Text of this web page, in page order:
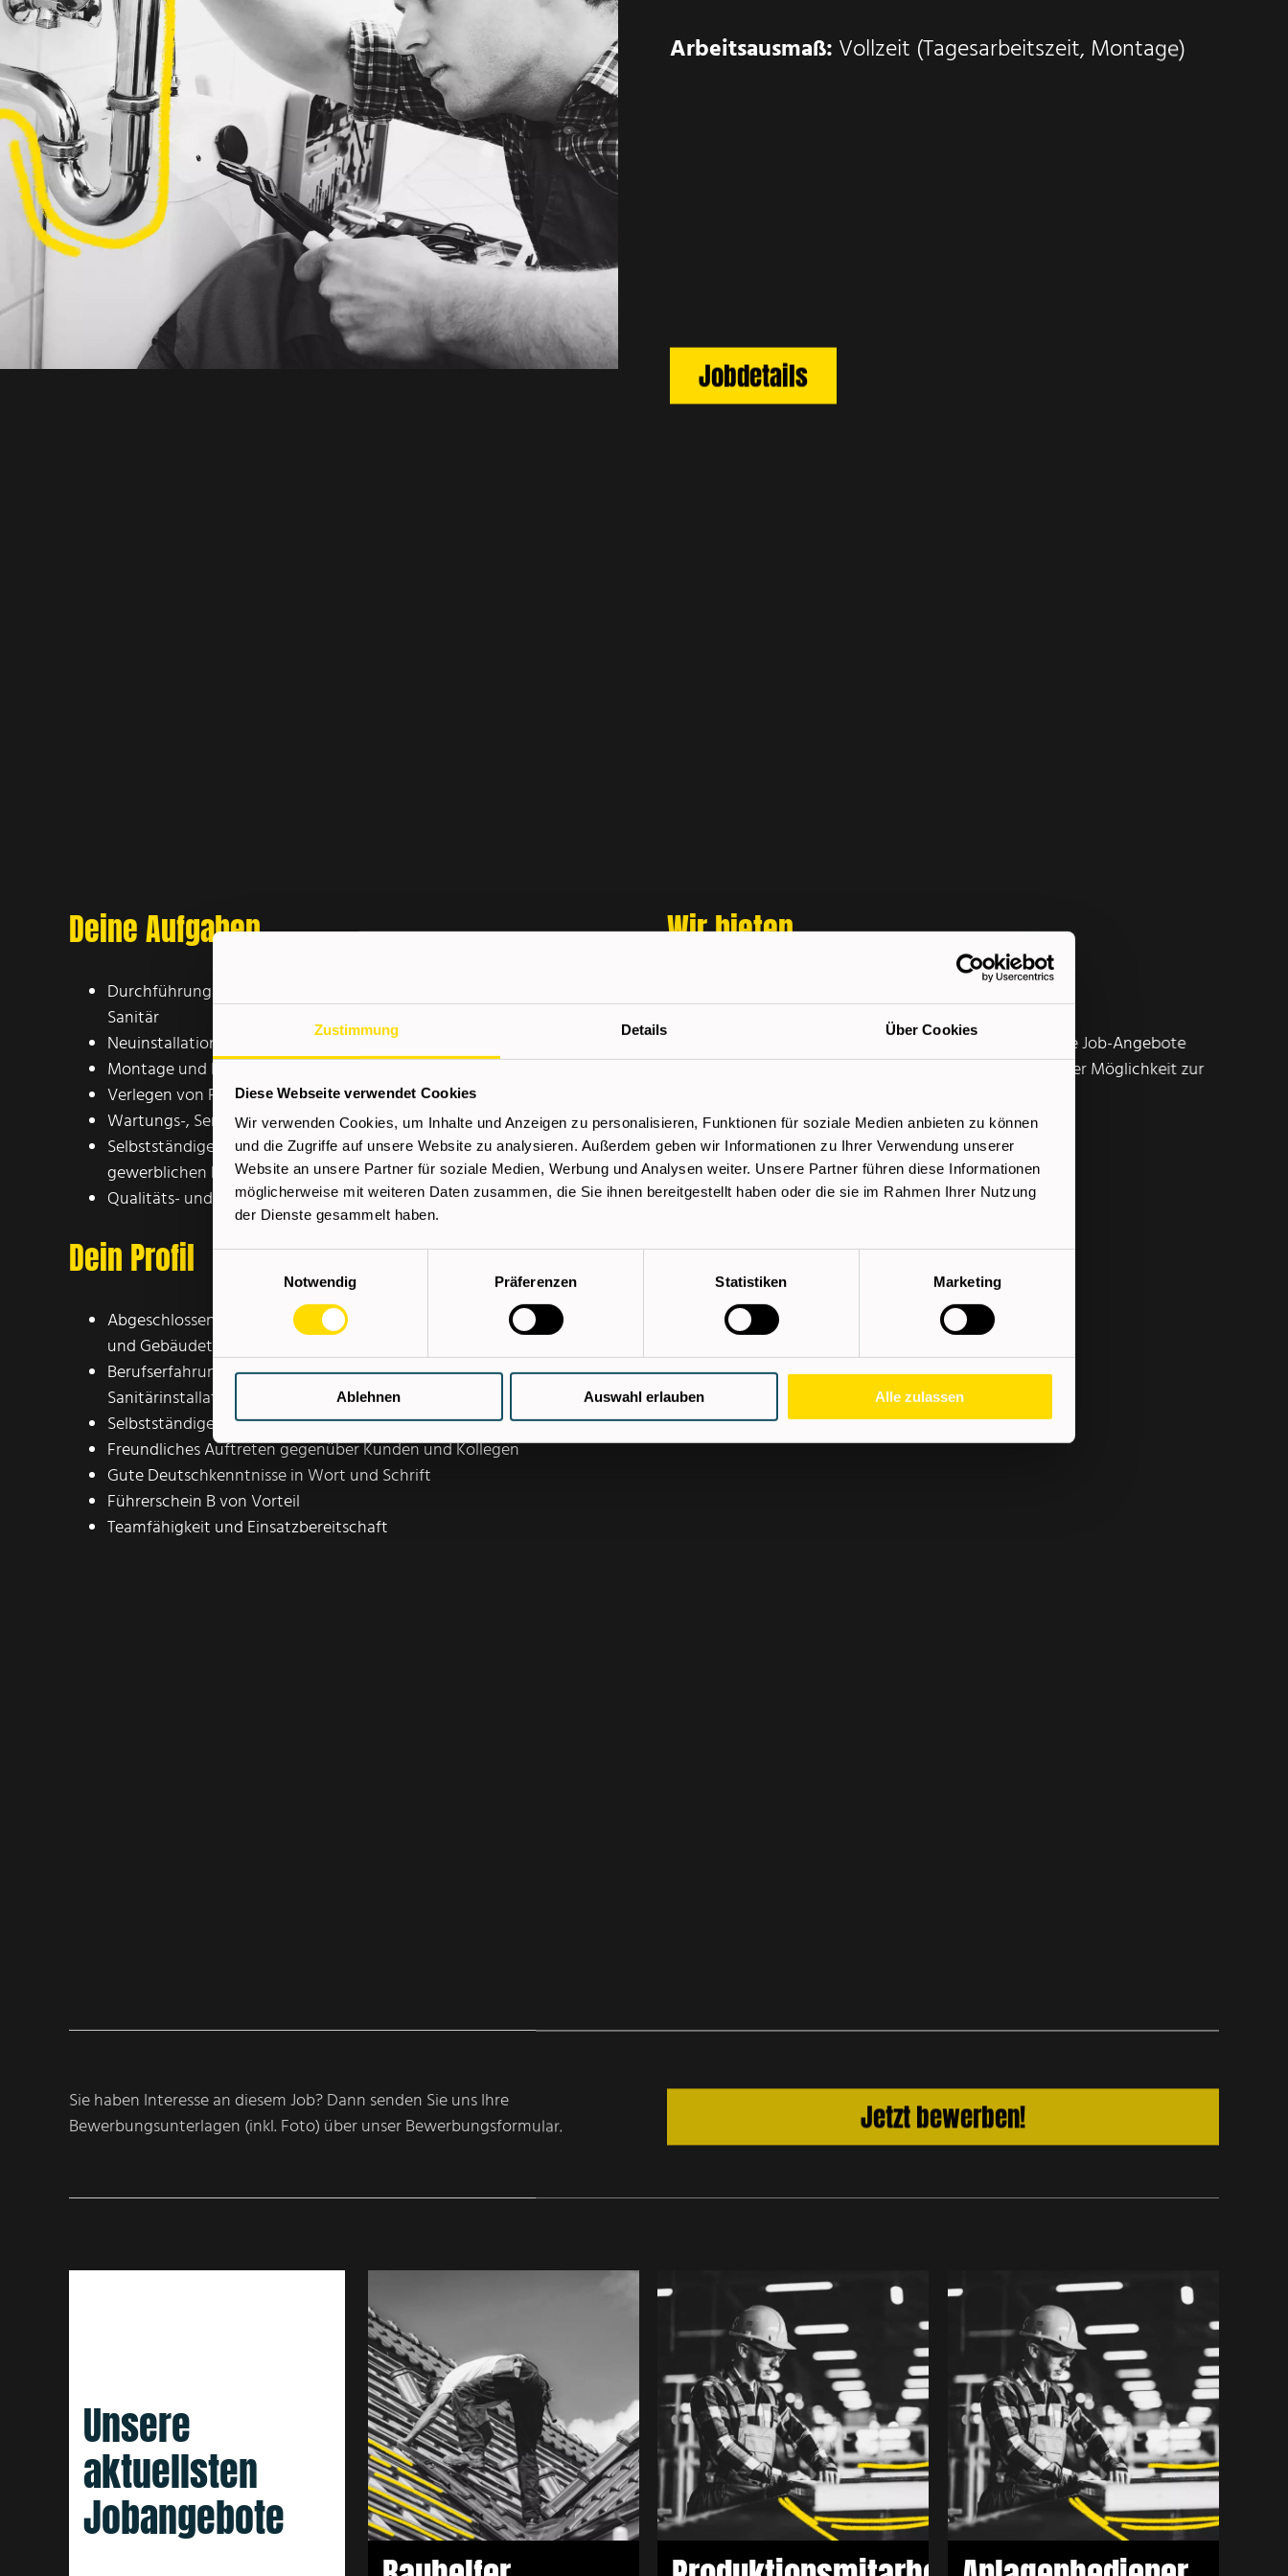
Zustimmung Details Über Cookies
Diese Webseite verwendet Cookies
Wir verwenden Cookies, um Inhalte und Anzeigen zu personalisieren, Funktionen für soziale Medien anbieten zu können
und die Zugriffe auf unsere Website zu analysieren. Außerdem geben wir Informationen zu Ihrer Verwendung unserer
Website an unsere Partner für soziale Medien, Werbung und Analysen weiter. Unsere Partner führen diese Informationen
möglicherweise mit weiteren Daten zusammen, die Sie ihnen bereitgestellt haben oder die sie im Rahmen Ihrer Nutzung
der Dienste gesammelt haben.
Notwendig
Präferenzen Statistiken Marketing
Ablehnen Auswahl erlauben Alle zulassen
Arbeitsausmaß: Vollzeit (Tagesarbeitszeit, Montage)
Jobdetails
Deine Aufgaben
Durchführung von Hausinstallationen im Bereich Wasser, Heizung und
Sanitär
Neuinstallationen sowie Umbau- und Sanierungsarbeiten
Montage und Inbetriebnahme von Heizungsanlagen
Verlegen von Rohrleitungen und Anschließen von Sanitäranlagen
Wartungs-, Service- und Reparaturarbeiten
Selbstständige Abwicklung von Baustellen im privaten und
gewerblichen Bereich
Qualitäts- und termingerechte Ausführung der Arbeiten
Dein Profil
Abgeschlossene Ausbildung als GWH-Installateur bzw. Installations-
und Gebäudetechniker
Berufserfahrung im Bereich Wasser-, Heizungs- und
Sanitärinstallationen von Vorteil
Selbstständige und zuverlässige Arbeitsweise
Freundliches Auftreten gegenüber Kunden und Kollegen
Gute Deutschkenntnisse in Wort und Schrift
Führerschein B von Vorteil
Teamfähigkeit und Einsatzbereitschaft
Wir bieten
Sehr gute Aus- und Weiterbildungsmöglichkeiten
Top-Verdienstmöglichkeiten durch individualisierte Job-Angebote
Dauerstellen in renommierten Unternehmen mit der Möglichkeit zur
Verdienst
Unsere
aktuellsten
Jobangebote
Bauhelfer (m/w/d) Produktionsmitarbeiter
(m/w/x)
Anlagenbediener
(m/w/d)